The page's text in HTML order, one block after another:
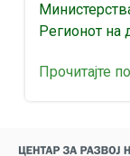
Регионот на
Прочитајте